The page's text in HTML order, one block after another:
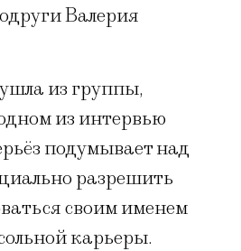
Валерия
из группы,
из интервью
подумывает над
разрешить
своим именем
карьеры.